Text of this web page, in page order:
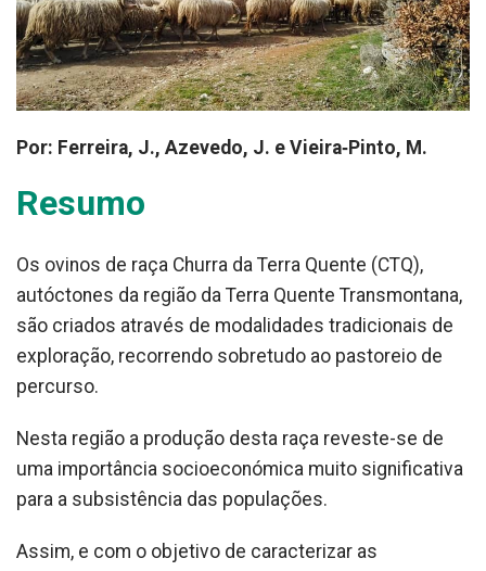
Por: Ferreira, J., Azevedo, J. e Vieira‑Pinto, M.
Resumo
Os ovinos de raça Churra da Terra Quente (CTQ),
autóctones da região da Terra Quente Transmontana,
são criados através de modalidades tradicionais de
exploração, recorrendo sobretudo ao pastoreio de
percurso.
Nesta região a produção desta raça reveste-se de
uma importância socioeconómica muito significativa
para a subsistência das populações.
Assim, e com o objetivo de caracterizar as